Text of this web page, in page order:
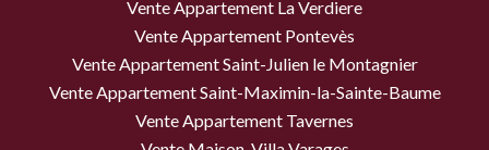
Vente Appartement La Verdiere
Vente Appartement Pontevès
Vente Appartement Saint-Julien le Montagnier
Vente Appartement Saint-Maximin-la-Sainte-Baume
Vente Appartement Tavernes